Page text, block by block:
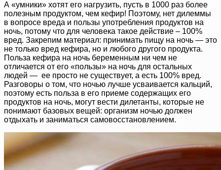
А «умники» хотят его нагрузить, пусть в 1000 раз более
полезным продуктом, чем кефир! Поэтому, нет дилеммы
в вопросе вреда и пользы употребления продуктов на
ночь, потому что для человека такое действие – 100%
вред. Закрепим материал: принимать пищу на ночь — это
не только вред кефира, но и любого другого продукта.
Польза кефира на ночь беременным ни чем не
отличается от его «пользы» на ночь для остальных
людей — ее просто не существует, а есть 100% вред.
Разговоры о том, что ночью лучше усваивается кальций,
поэтому есть польза в его приеме содержащих его
продуктов на ночь, могут вести дилетанты, которые не
понимают базовых вещей: организм ночью должен
отдыхать и заниматься самовосстановлением.